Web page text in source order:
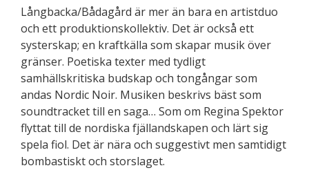
Långbacka/Bådagård är mer än bara en artistduo
och ett produktionskollektiv. Det är också ett
systerskap; en kraftkälla som skapar musik över
gränser. Poetiska texter med tydligt
samhällskritiska budskap och tongångar som
andas Nordic Noir. Musiken beskrivs bäst som
soundtracket till en saga… Som om Regina Spektor
flyttat till de nordiska fjällandskapen och lärt sig
spela fiol. Det är nära och suggestivt men samtidigt
bombastiskt och storslaget.